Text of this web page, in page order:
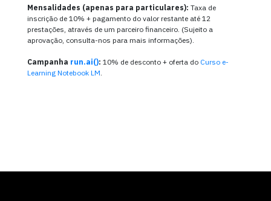
Mensalidades (apenas para particulares): Taxa de
inscrição de 10% + pagamento do valor restante até 12
prestações, através de um parceiro financeiro. (Sujeito a
aprovação, consulta-nos para mais informações).
Campanha run.ai(): 10% de desconto + oferta do Curso e-
Learning Notebook LM.